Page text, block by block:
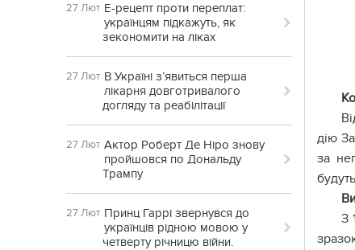
27 Лют Е-рецепт проти переплат:
українцям підкажуть, як
зекономити на ліках
27 Лют В Україні з’явиться перша
лікарня довготривалого
догляду та реабілітації
27 Лют Актор Роберт Де Ніро знову
пройшовся по Дональду
Трампу
27 Лют Принц Гаррі звернувся до
українців рідною мовою у
четверту річницю війни.
дію
за
З